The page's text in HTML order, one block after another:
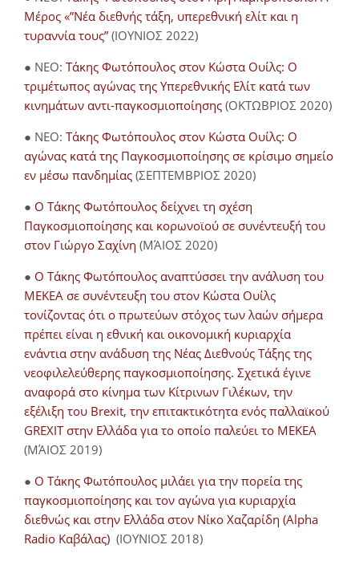
Μέρος «”Νέα διεθνής τάξη, υπερεθνική ελίτ και η
τυραννία τους” (ΙΟΥΝΙΟΣ 2022)
● NEO: Τάκης Φωτόπουλος στον Κώστα Ουίλς: Ο
τριμέτωπος αγώνας της Υπερεθνικής Ελίτ κατά των
κινημάτων αντι-παγκοσμιοποίησης (ΟΚΤΩΒΡΙΟΣ 2020)
● NEO: Τάκης Φωτόπουλος στον Κώστα Ουίλς: Ο
αγώνας κατά της Παγκοσμιοποίησης σε κρίσιμο σημείο
εν μέσω πανδημίας (ΣΕΠΤΕΜΒΡΙΟΣ 2020)
● Ο Τάκης Φωτόπουλος δείχνει τη σχέση
Παγκοσμιοποίησης και κορωνοϊού σε συνέντευξή του
στον Γιώργο Σαχίνη (ΜΆΙΟΣ 2020)
● O Τάκης Φωτόπουλος αναπτύσσει την ανάλυση του
ΜΕΚΕΑ σε συνέντευξη του στον Κώστα Ουίλς
τονίζοντας ότι ο πρωτεύων στόχος των λαών σήμερα
πρέπει είναι η εθνική και οικονομική κυριαρχία
ενάντια στην ανάδυση της Νέας Διεθνούς Τάξης της
νεοφιλελεύθερης παγκοσμιοποίησης. Σχετικά έγινε
αναφορά στο κίνημα των Κίτρινων Γιλέκων, την
εξέλιξη του Brexit, την επιτακτικότητα ενός παλλαϊκού
GREXIT στην Ελλάδα για το οποίο παλεύει το ΜΕΚΕΑ
(ΜΆΙΟΣ 2019)
● Ο Τάκης Φωτόπουλος μιλάει για την πορεία της
παγκοσμιοποίησης και τον αγώνα για κυριαρχία
διεθνώς και στην Ελλάδα στον Νίκο Χαζαρίδη (Alpha
Radio Καβάλας) (ΙΟΥΝΙΟΣ 2018)